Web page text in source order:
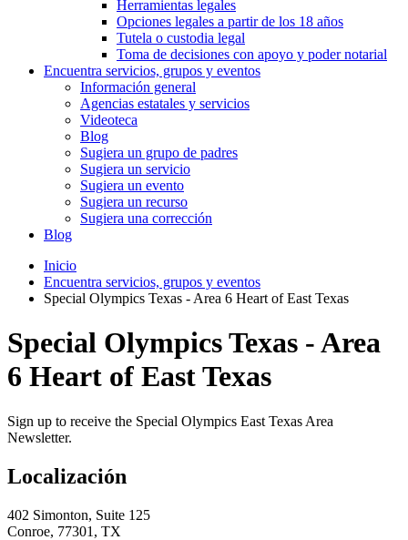
Herramientas legales
Opciones legales a partir de los 18 años
Tutela o custodia legal
Toma de decisiones con apoyo y poder notarial
Encuentra servicios, grupos y eventos
Información general
Agencias estatales y servicios
Videoteca
Blog
Sugiera un grupo de padres
Sugiera un servicio
Sugiera un evento
Sugiera un recurso
Sugiera una corrección
Blog
Inicio
Encuentra servicios, grupos y eventos
Special Olympics Texas - Area 6 Heart of East Texas
Special Olympics Texas - Area
6 Heart of East Texas
Sign up to receive the Special Olympics East Texas Area
Newsletter.
Localización
402 Simonton, Suite 125
Conroe, 77301, TX